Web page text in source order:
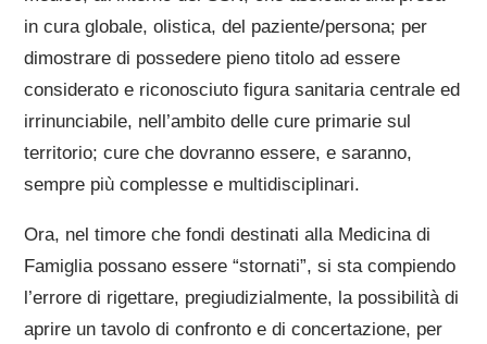
in cura globale, olistica, del paziente/persona; per
dimostrare di possedere pieno titolo ad essere
considerato e riconosciuto figura sanitaria centrale ed
irrinunciabile, nell’ambito delle cure primarie sul
territorio; cure che dovranno essere, e saranno,
sempre più complesse e multidisciplinari.
Ora, nel timore che fondi destinati alla Medicina di
Famiglia possano essere “stornati”, si sta compiendo
l’errore di rigettare, pregiudizialmente, la possibilità di
aprire un tavolo di confronto e di concertazione, per